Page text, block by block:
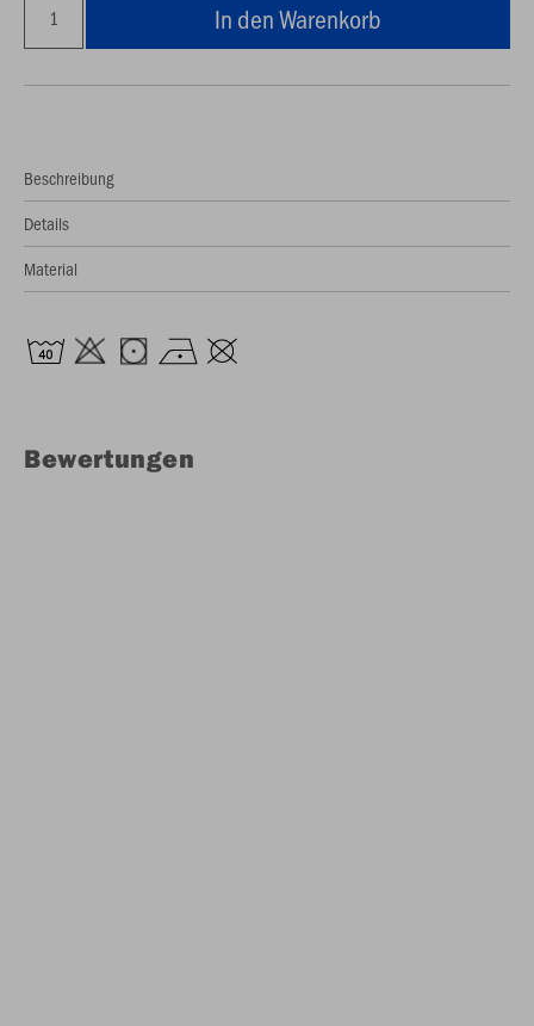
In den Warenkorb
Beschreibung
Details
Material
Bewertungen